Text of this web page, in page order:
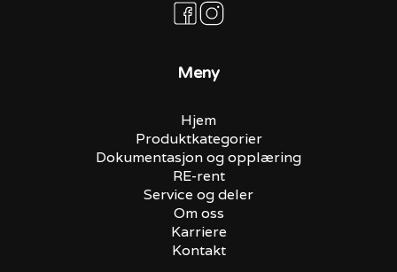
Meny
Hjem
Produktkategorier
Dokumentasjon og opplæring
RE-rent
Service og deler
Om oss
Karriere
Kontakt